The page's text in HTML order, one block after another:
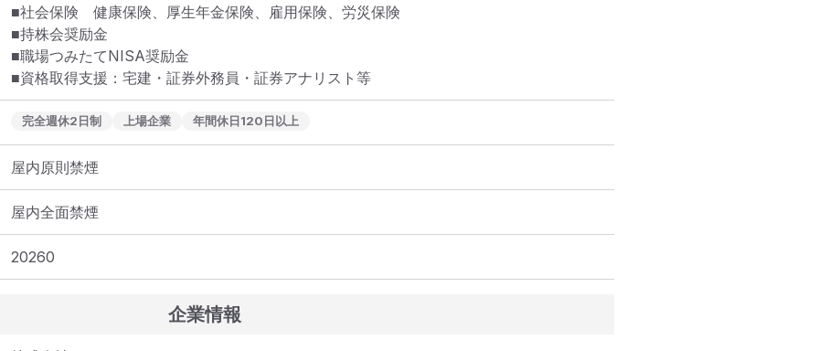
■社会保険　健康保険、厚生年金保険、雇用保険、労災保険
■持株会奨励金
■職場つみたてNISA奨励金
■資格取得支援：宅建・証券外務員・証券アナリスト等
完全週休2日制 上場企業 年間休日120日以上
屋内原則禁煙
屋内全面禁煙
20260
企業情報